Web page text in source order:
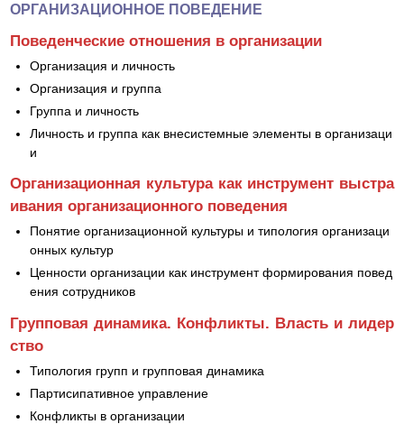
ОРГАНИЗАЦИОННОЕ ПОВЕДЕНИЕ
Поведенческие отношения в организации
Организация и личность
Организация и группа
Группа и личность
Личность и группа как внесистемные элементы в организаци
и
Организационная культура как инструмент выстра
ивания организационного поведения
Понятие организационной культуры и типология организаци
онных культур
Ценности организации как инструмент формирования повед
ения сотрудников
Групповая динамика. Конфликты. Власть и лидер
ство
Типология групп и групповая динамика
Партисипативное управление
Конфликты в организации